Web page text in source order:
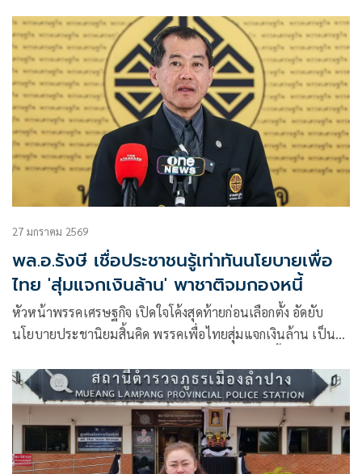
โปร่งใส พร้อมเปิดหน้าชนโค้งสุดท้าย แฉขบวนการซื้อเสียง
ระบาดหนักทั่วประเทศ พุ่งหัวละ 5,000 บาท คาดสะพัดกว่า 1.2
หมื่นล้าน ชี้เป็นเงิน ‘ธุรกิจสีเทา-สแกมเมอร์
27 มกราคม 2569
พล.อ.รังษี เชื่อประชาชนรู้เท่าทันนโยบายเพื่อ
ไทย 'สุ่มแจกเงินล้าน' พาชาติจมกองหนี้
หัวหน้าพรรคเศรษฐกิจ เปิดใจโค้งสุดท้ายก่อนเลือกตั้ง อัดยับ
นโยบายประชานิยมสิ้นคิด พรรคเพื่อไทยสุ่มแจกเงินล้าน เป็น
ประเทศไทยกำลังโคม่าเหมือนผู้ป่วย ICU หนี้ท่วม 3 ภูเขา ทะลุ
55 ล้านล้านบาท ลั่นพรรค